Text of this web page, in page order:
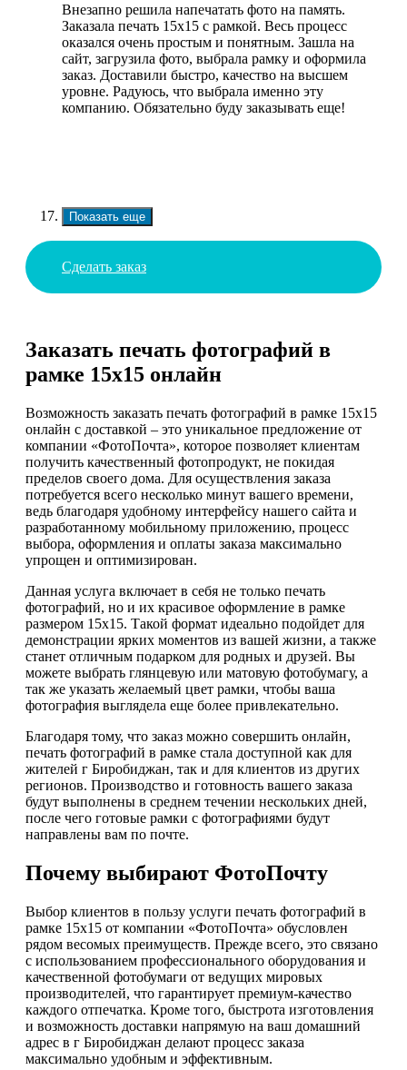
Внезапно решила напечатать фото на память.
Заказала печать 15х15 с рамкой. Весь процесс
оказался очень простым и понятным. Зашла на
сайт, загрузила фото, выбрала рамку и оформила
заказ. Доставили быстро, качество на высшем
уровне. Радуюсь, что выбрала именно эту
компанию. Обязательно буду заказывать еще!
Показать еще
Сделать заказ
Заказать печать фотографий в
рамке 15х15 онлайн
Возможность заказать печать фотографий в рамке 15х15
онлайн с доставкой – это уникальное предложение от
компании «ФотоПочта», которое позволяет клиентам
получить качественный фотопродукт, не покидая
пределов своего дома. Для осуществления заказа
потребуется всего несколько минут вашего времени,
ведь благодаря удобному интерфейсу нашего сайта и
разработанному мобильному приложению, процесс
выбора, оформления и оплаты заказа максимально
упрощен и оптимизирован.
Данная услуга включает в себя не только печать
фотографий, но и их красивое оформление в рамке
размером 15х15. Такой формат идеально подойдет для
демонстрации ярких моментов из вашей жизни, а также
станет отличным подарком для родных и друзей. Вы
можете выбрать глянцевую или матовую фотобумагу, а
так же указать желаемый цвет рамки, чтобы ваша
фотография выглядела еще более привлекательно.
Благодаря тому, что заказ можно совершить онлайн,
печать фотографий в рамке стала доступной как для
жителей г Биробиджан, так и для клиентов из других
регионов. Производство и готовность вашего заказа
будут выполнены в среднем течении нескольких дней,
после чего готовые рамки с фотографиями будут
направлены вам по почте.
Почему выбирают ФотоПочту
Выбор клиентов в пользу услуги печать фотографий в
рамке 15х15 от компании «ФотоПочта» обусловлен
рядом весомых преимуществ. Прежде всего, это связано
с использованием профессионального оборудования и
качественной фотобумаги от ведущих мировых
производителей, что гарантирует премиум-качество
каждого отпечатка. Кроме того, быстрота изготовления
и возможность доставки напрямую на ваш домашний
адрес в г Биробиджан делают процесс заказа
максимально удобным и эффективным.